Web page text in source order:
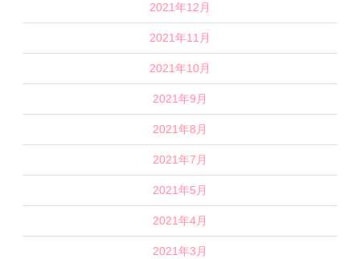
2021年12月
2021年11月
2021年10月
2021年9月
2021年8月
2021年7月
2021年5月
2021年4月
2021年3月